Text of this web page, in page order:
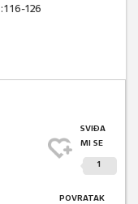
126
SVIĐA
MI SE
1
POVRATAK